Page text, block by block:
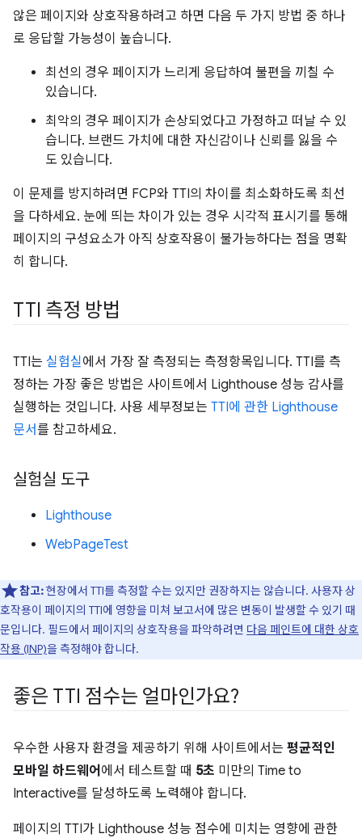
않은 페이지와 상호작용하려고 하면 다음 두 가지 방법 중 하나
로 응답할 가능성이 높습니다.
최선의 경우 페이지가 느리게 응답하여 불편을 끼칠 수
있습니다.
최악의 경우 페이지가 손상되었다고 가정하고 떠날 수 있
습니다. 브랜드 가치에 대한 자신감이나 신뢰를 잃을 수
도 있습니다.
이 문제를 방지하려면 FCP와 TTI의 차이를 최소화하도록 최선
을 다하세요. 눈에 띄는 차이가 있는 경우 시각적 표시기를 통해
페이지의 구성요소가 아직 상호작용이 불가능하다는 점을 명확
히 합니다.
TTI 측정 방법
TTI는 실험실에서 가장 잘 측정되는 측정항목입니다. TTI를 측
정하는 가장 좋은 방법은 사이트에서 Lighthouse 성능 감사를
실행하는 것입니다. 사용 세부정보는 TTI에 관한 Lighthouse
문서를 참고하세요.
실험실 도구
Lighthouse
WebPageTest
참고:현장에서 TTI를 측정할 수는 있지만 권장하지는 않습니다. 사용자 상
호작용이 페이지의 TTI에 영향을 미쳐 보고서에 많은 변동이 발생할 수 있기 때
문입니다. 필드에서 페이지의 상호작용을 파악하려면 다음 페인트에 대한 상호
작용 (INP)을 측정해야 합니다.
좋은 TTI 점수는 얼마인가요?
우수한 사용자 환경을 제공하기 위해 사이트에서는 평균적인
모바일 하드웨어 에서 테스트할 때 5초 미만의 Time to
Interactive를 달성하도록 노력해야 합니다.
페이지의 TTI가 Lighthouse 성능 점수에 미치는 영향에 관한